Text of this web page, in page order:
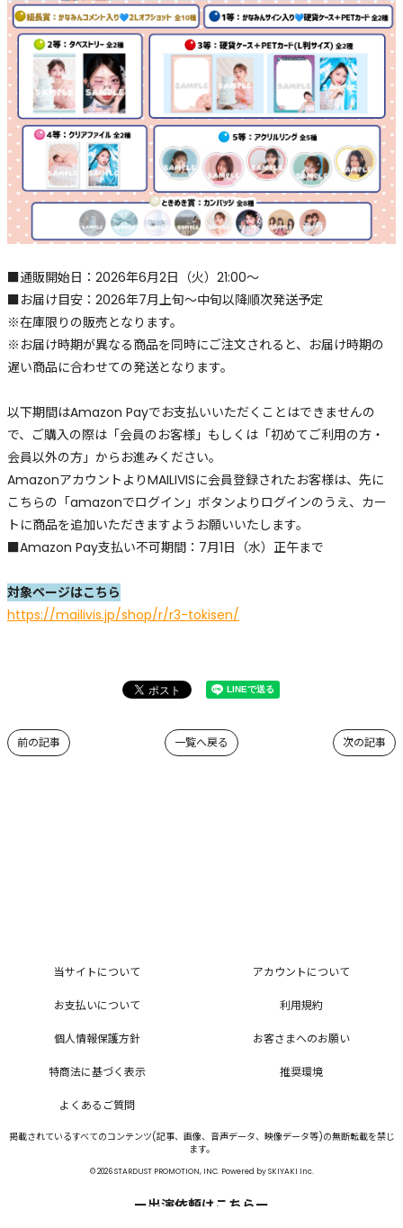
■通販開始日：2026年6月2日（火）21:00〜
■お届け⽬安：2026年7月上旬〜中旬以降順次発送予定
※在庫限りの販売となります。
※お届け時期が異なる商品を同時にご注文されると、お届け時期の
遅い商品に合わせての発送となります。
以下期間はAmazon Payでお支払いいただくことはできませんの
で、ご購入の際は「会員のお客様」もしくは「初めてご利用の方・
会員以外の方」からお進みください。
AmazonアカウントよりMAILIVISに会員登録されたお客様は、先に
こちらの「amazonでログイン」ボタンよりログインのうえ、カー
トに商品を追加いただきますようお願いいたします。
■Amazon Pay支払い不可期間：7月1日（水）正午まで
対象ページはこちら
https://mailivis.jp/shop/r/r3-tokisen/
次の記事
一覧へ戻る
前の記事
当サイトについて アカウントについて
お支払いについて 利用規約
個人情報保護方針 お客さまへのお願い
特商法に基づく表示 推奨環境
よくあるご質問
掲載されているすべてのコンテンツ(記事、画像、音声データ、映像データ等)の無断転載を禁じ
ます。
© 2026 STARDUST PROMOTION, INC. Powered bySKIYAKI Inc.
ー出演依頼はこちらー